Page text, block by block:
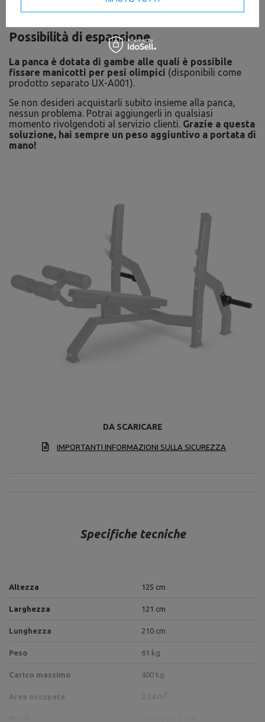
I manicotti UX-A001 non sono inclusi nel set
– vengono venduti separatamente.
Possibilità di espansione
La panca è dotata di gambe alle quali è possibile
fissare manicotti per pesi olimpici (disponibili come
prodotto separato UX-A001).
Se non desideri acquistarli subito insieme alla panca,
nessun problema. Potrai aggiungerli in qualsiasi
momento rivolgendoti al servizio clienti. Grazie a questa
soluzione, hai sempre un peso aggiuntivo a portata di
mano!
DA SCARICARE
IMPORTANTI INFORMAZIONI SULLA SICUREZZA
Specifiche tecniche
Altezza 125 cm
Larghezza 121 cm
Lunghezza 210 cm
Peso 61 kg
Carico massimo 400 kg
Area occupata 2,54 m 2